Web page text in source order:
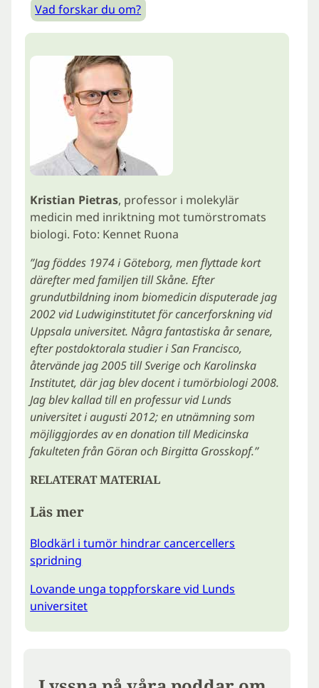
Vad forskar du om?
Kristian Pietras, professor i molekylär
medicin med inriktning mot tumörstromats
biologi. Foto: Kennet Ruona
”Jag föddes 1974 i Göteborg, men flyttade kort
därefter med familjen till Skåne. Efter
grundutbildning inom biomedicin disputerade jag
2002 vid Ludwiginstitutet för cancerforskning vid
Uppsala universitet. Några fantastiska år senare,
efter postdoktorala studier i San Francisco,
återvände jag 2005 till Sverige och Karolinska
Institutet, där jag blev docent i tumörbiologi 2008.
Jag blev kallad till en professur vid Lunds
universitet i augusti 2012; en utnämning som
möjliggjordes av en donation till Medicinska
fakulteten från Göran och Birgitta Grosskopf.”
RELATERAT MATERIAL
Läs mer
Blodkärl i tumör hindrar cancercellers
spridning
Lovande unga toppforskare vid Lunds
universitet